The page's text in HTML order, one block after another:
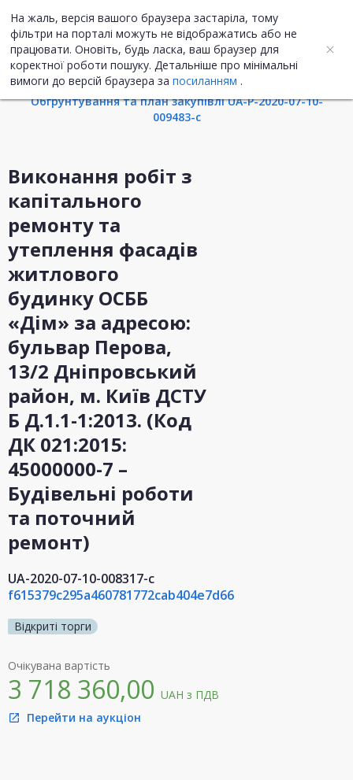
На жаль, версія вашого браузера застаріла, тому
фільтри на порталі можуть не відображатись або не
працювати. Оновіть, будь ласка, ваш браузер для
коректної роботи пошуку. Детальніше про мінімальні
вимоги до версій браузера за посиланням .
UA ENG
Інформація про закупівлю
Обгрунтування та план закупівлі UA-P-2020-07-10-
009483-c
Виконання робіт з
капітального
ремонту та
утеплення фасадів
житлового
будинку ОСББ
«Дім» за адресою:
бульвар Перова,
13/2 Дніпровський
район, м. Київ ДСТУ
Б Д.1.1-1:2013. (Код
ДК 021:2015:
45000000-7 –
Будівельні роботи
та поточний
ремонт)
UA-2020-07-10-008317-c
f615379c295a460781772cab404e7d66
Відкриті торги
Очікувана вартість
3 718 360,00 UAH з ПДВ
open_in_new Перейти на аукціон